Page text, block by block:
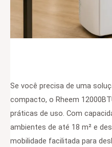
Se você precisa de uma
compacto, o Rheem
práticas de uso. Com
ambientes de até 18 m² e
mobilidade facilitada para